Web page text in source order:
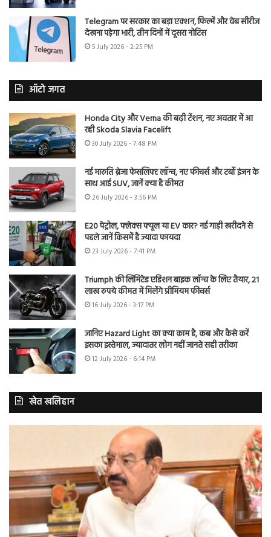
Telegram पर सरकार का बड़ा एक्शन, फिल्में और वेब सीरीज
देखना पड़ेगा भारी, तीन दिनों में दूसरा नोटिस
5 July 2026 - 2:25 PM
ऑटो जगत
Honda City और Verna की बढ़ी टेंशन, नए अवतार में आ
रही Skoda Slavia Facelift
30 July 2026 - 7:48 PM
नई मारुति ब्रेजा फेसलिफ्ट लॉन्च, नए फीचर्स और टर्बो इंजन के
साथ आई SUV, जानें क्या है कीमत
26 July 2026 - 3:56 PM
E20 पेट्रोल, फ्लेक्स फ्यूल या EV कार? नई गाड़ी खरीदने से
पहले जानें किसमें है ज्यादा फायदा
23 July 2026 - 7:41 PM
Triumph की लिमिटेड एडिशन बाइक लॉन्च के लिए तैयार, 21
लाख रुपये कीमत में मिलेंगे प्रीमियम फीचर्स
16 July 2026 - 3:17 PM
जानिए Hazard Light का क्या काम है, कब और कैसे करें
इसका इस्तेमाल, ज्यादातर लोग नहीं जानते सही तरीका
12 July 2026 - 6:14 PM
खेत खलिहान